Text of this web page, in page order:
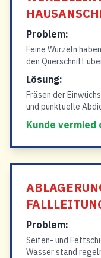
Problem:
Feine Wurzeln
den Querschnitt
Lösung:
Fräsen der
und punktuelle
Kunde vermied
Problem:
Seifen- und
Wasser stand